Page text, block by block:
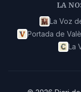
LA
La Voz
Portada de
La